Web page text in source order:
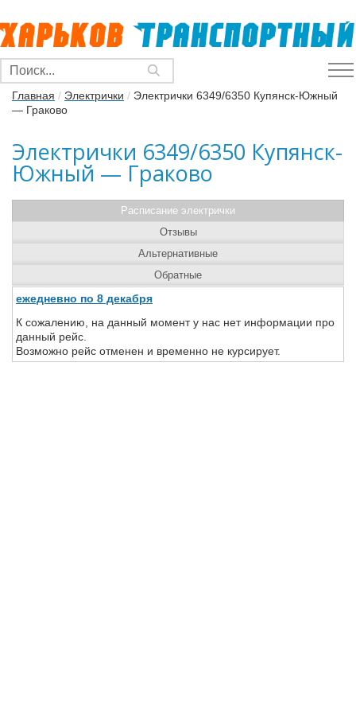
Главная / Электрички / Электрички 6349/6350 Купянск-Южный
— Граково
Электрички 6349/6350 Купянск-
Южный — Граково
Расписание электрички
ежедневно по 8 декабря
К сожалению, на данный момент у нас нет информации про
данный рейс.
Возможно рейс отменен и временно не курсирует.
Отзывы
Альтернативные
Обратные